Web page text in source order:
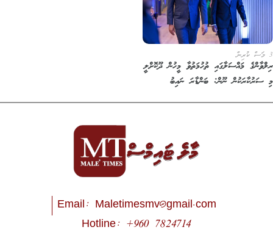
3 މަސް ކުރިން
ރިލްވާންގެ މައްސަލާގައި ތުހުމަތުވާ މީހުން ދޫކޮށްލީ
މި ސަރުކާރަކުން ނޫން: ބަންޑާރަ ނައިބު
Email: Maletimesmv@gmail.com
Hotline: +960 7824714